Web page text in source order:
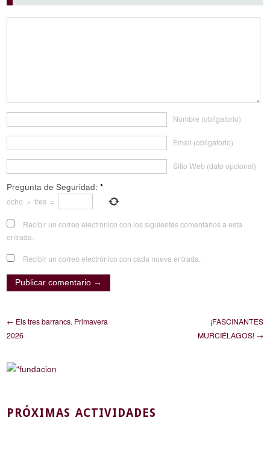
Nombre (obligatorio)
Email (obligatorio)
Sitio Web (dato opcional)
Pregunta de Seguridad: *
ocho × tres =
Recibir un correo electrónico con los siguientes comentarios a esta
entrada.
Recibir un correo electrónico con cada nueva entrada.
← Els tres barrancs. Primavera
2026
¡FASCINANTES
MURCIÉLAGOS! →
PRÓXIMAS ACTIVIDADES